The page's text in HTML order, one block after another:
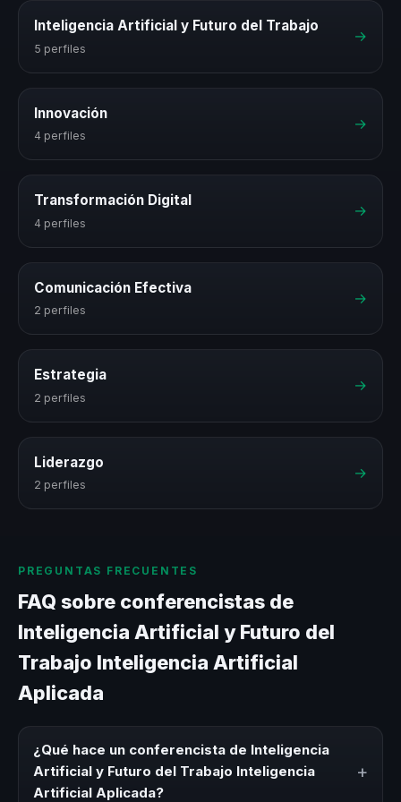
Inteligencia Artificial y Futuro del Trabajo
5 perfiles
→
Innovación
4 perfiles
→
Transformación Digital
4 perfiles
→
Comunicación Efectiva
2 perfiles
→
Estrategia
2 perfiles
→
Liderazgo
2 perfiles
→
PREGUNTAS FRECUENTES
FAQ sobre conferencistas de
Inteligencia Artificial y Futuro del
Trabajo Inteligencia Artificial
Aplicada
¿Qué hace un conferencista de Inteligencia
Artificial y Futuro del Trabajo Inteligencia
Artificial Aplicada?
+